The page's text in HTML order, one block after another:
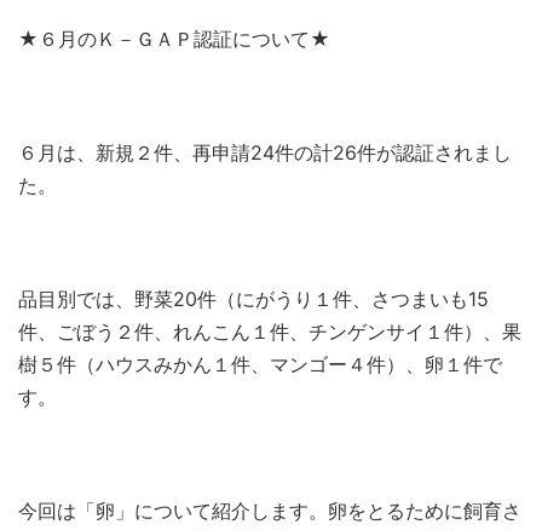
★６月のＫ－ＧＡＰ認証について★
６月は、新規２件、再申請24件の計26件が認証されまし
た。
品目別では、野菜20件（にがうり１件、さつまいも15
件、ごぼう２件、れんこん１件、チンゲンサイ１件）、果
樹５件（ハウスみかん１件、マンゴー４件）、卵１件で
す。
今回は「卵」について紹介します。卵をとるために飼育さ